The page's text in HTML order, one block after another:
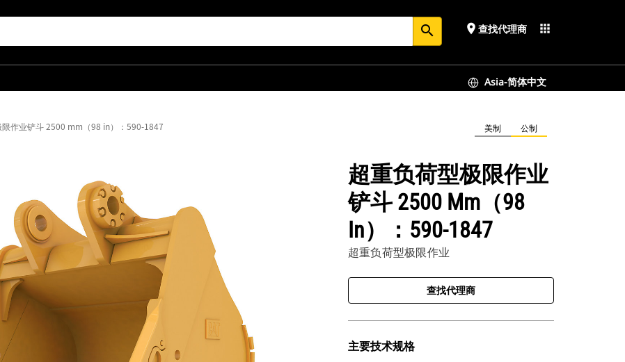
search place 查找代理商 apps
Asia-简体中文
限作业铲斗 2500 mm（98 in）：590-1847 美制 公制
超重负荷型极限作业
铲斗 2500 Mm（98
In）：590-1847
超重负荷型极限作业
查找代理商
主要技术规格